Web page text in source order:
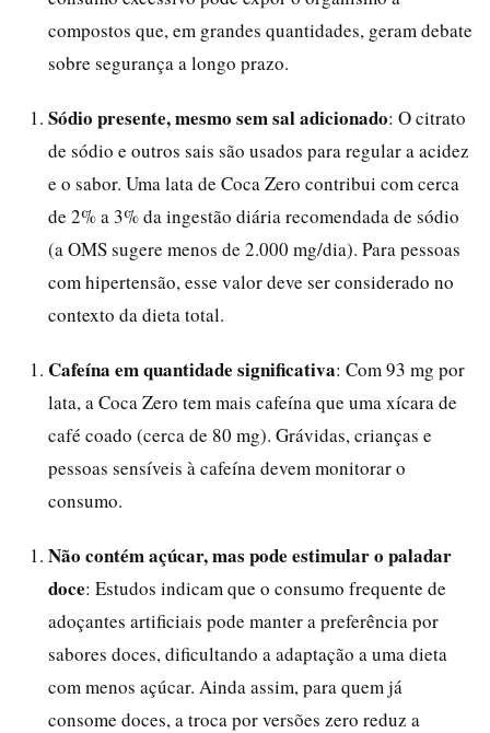
compostos que, em grandes quantidades, geram debate
sobre segurança a longo prazo.
Sódio presente, mesmo sem sal adicionado: O citrato
de sódio e outros sais são usados para regular a acidez
e o sabor. Uma lata de Coca Zero contribui com cerca
de 2% a 3% da ingestão diária recomendada de sódio
(a OMS sugere menos de 2.000 mg/dia). Para pessoas
com hipertensão, esse valor deve ser considerado no
contexto da dieta total.
Cafeína em quantidade significativa: Com 93 mg por
lata, a Coca Zero tem mais cafeína que uma xícara de
café coado (cerca de 80 mg). Grávidas, crianças e
pessoas sensíveis à cafeína devem monitorar o
consumo.
Não contém açúcar, mas pode estimular o paladar
doce: Estudos indicam que o consumo frequente de
adoçantes artificiais pode manter a preferência por
sabores doces, dificultando a adaptação a uma dieta
com menos açúcar. Ainda assim, para quem já
consome doces, a troca por versões zero reduz a